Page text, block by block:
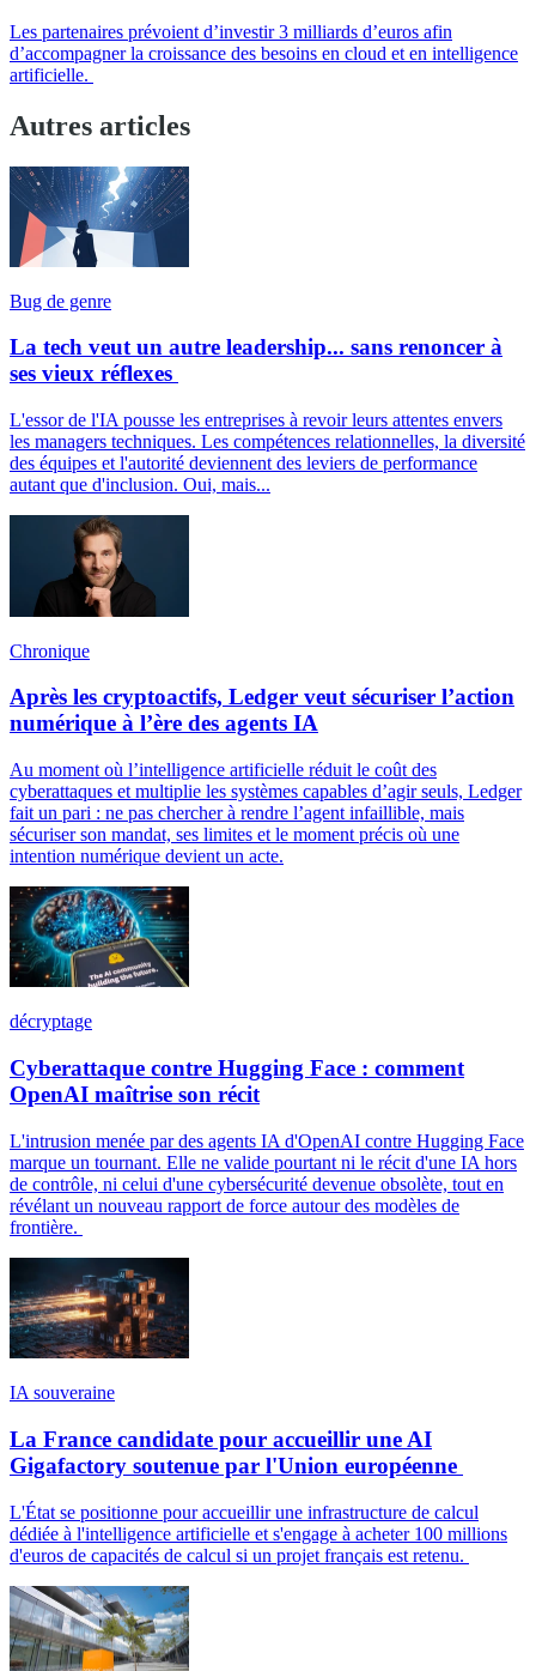
Les partenaires prévoient d’investir 3 milliards d’euros afin
d’accompagner la croissance des besoins en cloud et en intelligence
artificielle.
Autres articles
Bug de genre
La tech veut un autre leadership... sans renoncer à
ses vieux réflexes
L'essor de l'IA pousse les entreprises à revoir leurs attentes envers
les managers techniques. Les compétences relationnelles, la diversité
des équipes et l'autorité deviennent des leviers de performance
autant que d'inclusion. Oui, mais...
Chronique
Après les cryptoactifs, Ledger veut sécuriser l’action
numérique à l’ère des agents IA
Au moment où l’intelligence artificielle réduit le coût des
cyberattaques et multiplie les systèmes capables d’agir seuls, Ledger
fait un pari : ne pas chercher à rendre l’agent infaillible, mais
sécuriser son mandat, ses limites et le moment précis où une
intention numérique devient un acte.
décryptage
Cyberattaque contre Hugging Face : comment
OpenAI maîtrise son récit
L'intrusion menée par des agents IA d'OpenAI contre Hugging Face
marque un tournant. Elle ne valide pourtant ni le récit d'une IA hors
de contrôle, ni celui d'une cybersécurité devenue obsolète, tout en
révélant un nouveau rapport de force autour des modèles de
frontière.
IA souveraine
La France candidate pour accueillir une AI
Gigafactory soutenue par l'Union européenne
L'État se positionne pour accueillir une infrastructure de calcul
dédiée à l'intelligence artificielle et s'engage à acheter 100 millions
d'euros de capacités de calcul si un projet français est retenu.